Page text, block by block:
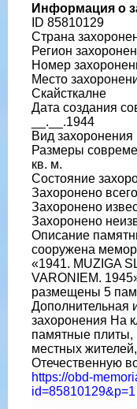
Информация о
ID 85810129
Страна
Регион
Номер
Место
Скайсткалне
Дата создания
__.__.1944
Вид
Размеры
кв. м.
Состояние
Захоронено
Захоронено
Захоронено
Описание
сооружена
«1941. MUZIGA
VARONIEM.
размещены 5
Дополнительная
захоронения На
памятные плиты,
местных
Отечественную
https://obd-
id=85810129&p=1